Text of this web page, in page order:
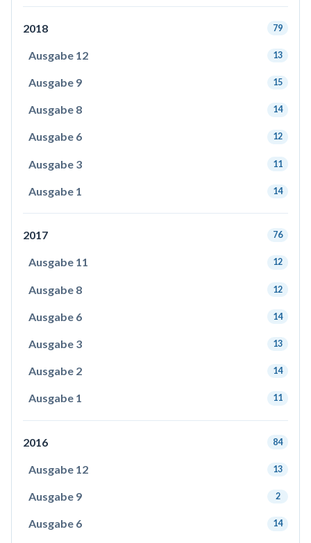
2018 79
Ausgabe 12 13
Ausgabe 9 15
Ausgabe 8 14
Ausgabe 6 12
Ausgabe 3 11
Ausgabe 1 14
2017 76
Ausgabe 11 12
Ausgabe 8 12
Ausgabe 6 14
Ausgabe 3 13
Ausgabe 2 14
Ausgabe 1 11
2016 84
Ausgabe 12 13
Ausgabe 9 2
Ausgabe 6 14